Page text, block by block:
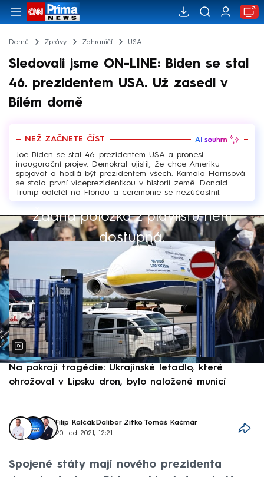
Domů Zprávy Zahraničí USA
Sledovali jsme ON-LINE: Biden se stal
46. prezidentem USA. Už zasedl v
Bílém domě
NEŽ ZAČNETE ČÍST
Joe Biden se stal 46. prezidentem USA a pronesl
inaugurační projev. Demokrat ujistil, že chce Ameriku
spojovat a hodlá být prezidentem všech. Kamala Harrisová
se stala první viceprezidentkou v historii země. Donald
Trump odletěl na Floridu a ceremonie se nezúčastnil.
Žádná položka z playlistu není
dostupná.
Výběr redakce
Na pokraji tragédie: Ukrajinské letadlo, které
ohrožoval v Lipsku dron, bylo naložené municí
Filip Kalčák, Dalibor Zítko, Tomáš Kačmár
20. led 2021, 12:21
Spojené státy mají nového prezidenta